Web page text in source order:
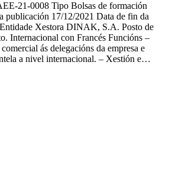
21-0008 Tipo Bolsas de formación
publicación 17/12/2021 Data de fin da
Xestora DINAK, S.A. Posto de
Internacional con Francés Funcións –
ás delegacións da empresa e
a nivel internacional. – Xestión e…